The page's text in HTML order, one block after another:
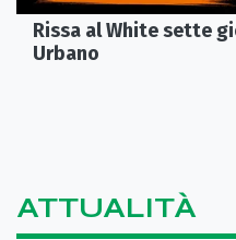
Rissa al White sette
Urbano
ATTUALITÀ